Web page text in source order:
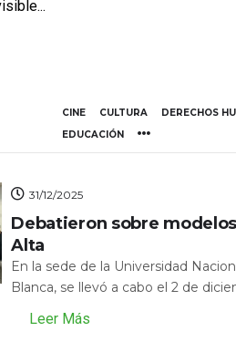
CINE CULTURA DERECHOS
EDUCACIÓN
31/12/2025
Debatieron sobre
Alta
En la sede de la Universidad
Blanca, se llevó a cabo el 2 de
Leer Más